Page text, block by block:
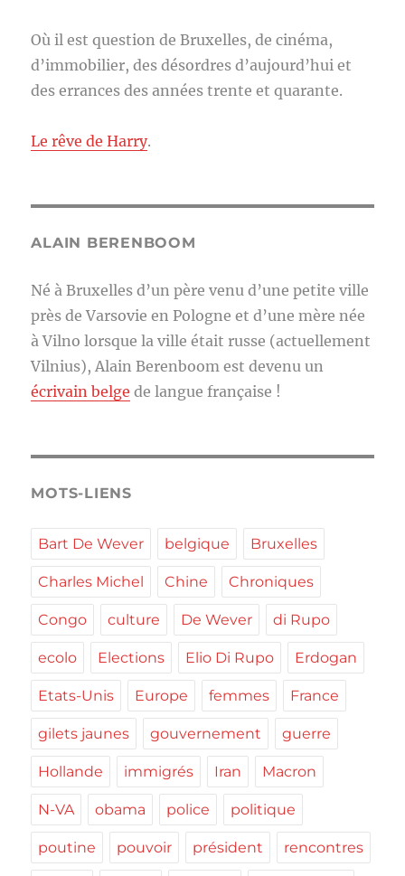
Où il est question de Bruxelles, de cinéma,
d’immobilier, des désordres d’aujourd’hui et
des errances des années trente et quarante.
Le rêve de Harry.
ALAIN BERENBOOM
Né à Bruxelles d’un père venu d’une petite ville
près de Varsovie en Pologne et d’une mère née
à Vilno lorsque la ville était russe (actuellement
Vilnius), Alain Berenboom est devenu un
écrivain belge de langue française !
MOTS-LIENS
Bart De Wever belgique Bruxelles
Charles Michel Chine Chroniques
Congo culture De Wever di Rupo
ecolo Elections Elio Di Rupo Erdogan
Etats-Unis Europe femmes France
gilets jaunes gouvernement guerre
Hollande immigrés Iran Macron
N-VA obama police politique
poutine pouvoir président rencontres